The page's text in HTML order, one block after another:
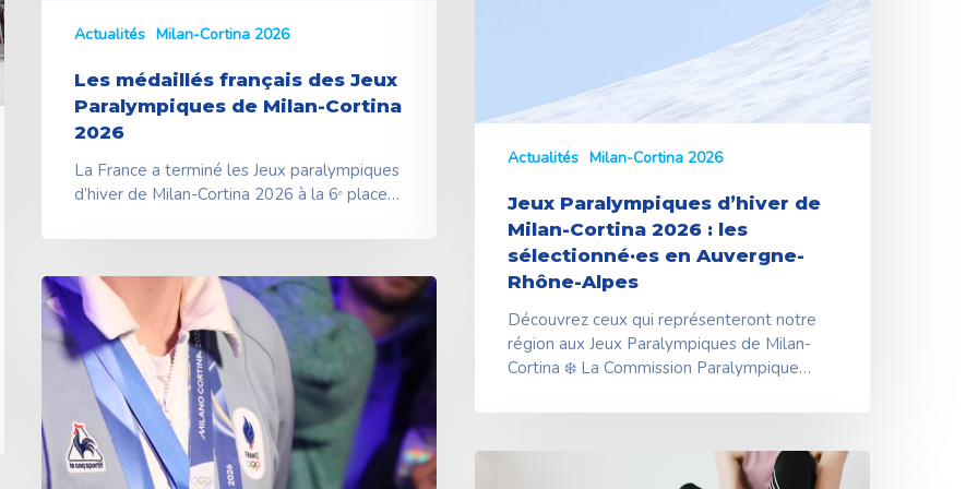
Actualités Milan-Cortina 2026
Les médaillés français des Jeux
Paralympiques de Milan-Cortina
2026
La France a terminé les Jeux paralympiques
d’hiver de Milan-Cortina 2026 à la 6ᵉ place…
Actualités Milan-Cortina 2026
Jeux Paralympiques d’hiver de
Milan-Cortina 2026 : les
sélectionné·es en Auvergne-
Rhône-Alpes
Découvrez ceux qui représenteront notre
région aux Jeux Paralympiques de Milan-
Cortina ❄️ La Commission Paralympique…
Les
médaillés
français
des
Olympiques
de
Milan-
Cortina
Tout